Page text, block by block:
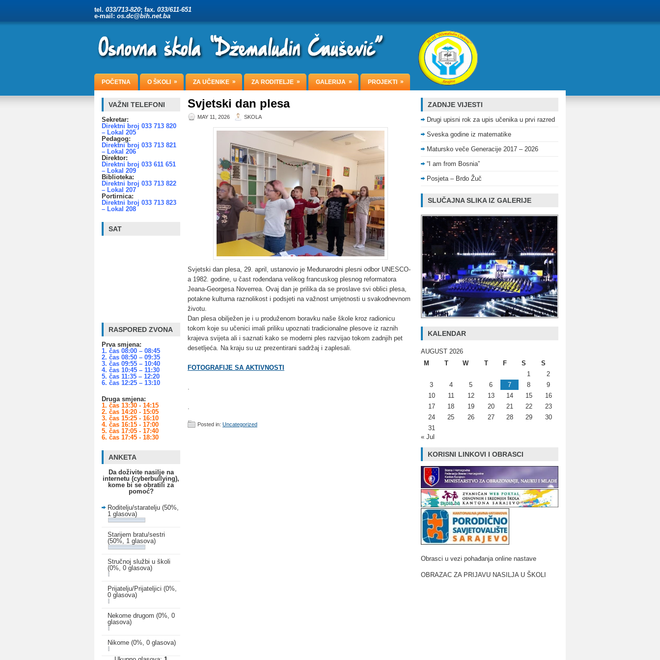
tel. 033/713-820; fax. 033/611-651
e-mail: os.dc@bih.net.ba
POČETNA O ŠKOLI » ZA UČENIKE » ZA RODITELJE » GALERIJA » PROJEKTI »
Svjetski dan plesa
MAY 11, 2026 SKOLA
Svjetski dan plesa, 29. april, ustanovio je Međunarodni plesni odbor UNESCO-
a 1982. godine, u čast rođendana velikog francuskog plesnog reformatora
Jeana-Georgesa Noverrea. Ovaj dan je prilika da se proslave svi oblici plesa,
potakne kulturna raznolikost i podsjeti na važnost umjetnosti u svakodnevnom
životu.
Dan plesa obilježen je i u produženom boravku naše škole kroz radionicu
tokom koje su učenici imali priliku upoznati tradicionalne plesove iz raznih
krajeva svijeta ali i saznati kako se moderni ples razvijao tokom zadnjih pet
desetljeća. Na kraju su uz prezentirani sadržaj i zaplesali.
FOTOGRAFIJE SA AKTIVNOSTI
.
.
Posted in: Uncategorized
VAŽNI TELEFONI
Sekretar:
Direktni broj 033 713 820
– Lokal 205
Pedagog:
Direktni broj 033 713 821
– Lokal 206
Direktor:
Direktni broj 033 611 651
– Lokal 209
Biblioteka:
Direktni broj 033 713 822
– Lokal 207
Portirnica:
Direktni broj 033 713 823
– Lokal 208
SAT
RASPORED ZVONA
Prva smjena:
1. čas 08:00 – 08:45
2. čas 08:50 – 09:35
3. čas 09:55 – 10:40
4. čas 10:45 – 11:30
5. čas 11:35 – 12:20
6. čas 12:25 – 13:10
Druga smjena:
1. čas 13:30 - 14:15
2. čas 14:20 - 15:05
3. čas 15:25 - 16:10
4. čas 16:15 - 17:00
5. čas 17:05 - 17:40
6. čas 17:45 - 18:30
ANKETA
Da doživite nasilje na
internetu (cyberbullying),
kome bi se obratili za
pomoć?
Roditelju/staratelju (50%,
1 glasova)
Starijem bratu/sestri
(50%, 1 glasova)
Stručnoj službi u školi
(0%, 0 glasova)
Prijatelju/Prijateljici (0%,
0 glasova)
Nekome drugom (0%, 0
glasova)
Nikome (0%, 0 glasova)
ZADNJE VIJESTI
Drugi upisni rok za upis učenika u prvi razred
Sveska godine iz matematike
Matursko veče Generacije 2017 – 2026
“I am from Bosnia”
Posjeta – Brdo Žuč
SLUČAJNA SLIKA IZ GALERIJE
KALENDAR
AUGUST 2026
M
T W T F S
S
1
2
3
4 5 6 7 8
9
10
11 12 13 14 15
16
17
18 19 20 21 22
23
24
25 26 27 28 29
30
31
« Jul
KORISNI LINKOVI I OBRASCI
Obrasci u vezi pohađanja online nastave
OBRAZAC ZA PRIJAVU NASILJA U ŠKOLI